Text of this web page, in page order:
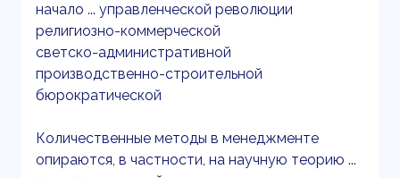
начало ... управленческой революции
религиозно-коммерческой
светско-административной
производственно-строительной
бюрократической
Количественные методы в менеджменте
опираются, в частности, на научную теорию ...